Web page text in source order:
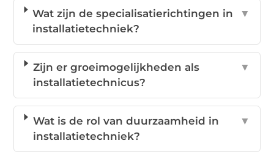
Wat zijn de specialisatierichtingen in
installatietechniek?
▼
Zijn er groeimogelijkheden als
installatietechnicus?
▼
Wat is de rol van duurzaamheid in
installatietechniek?
▼